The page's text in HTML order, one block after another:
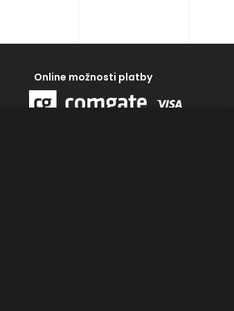
Online možnosti platby